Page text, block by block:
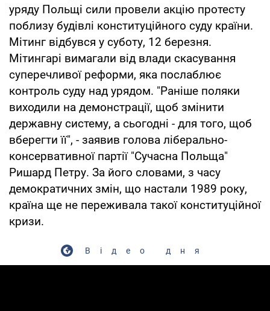
уряду Польщі сили провели акцію протесту
поблизу будівлі конституційного суду країни.
Мітинг відбувся у суботу, 12 березня.
Мітингарі вимагали від влади скасування
суперечливої реформи, яка послаблює
контроль суду над урядом. "Раніше поляки
виходили на демонстрації, щоб змінити
державну систему, а сьогодні - для того, щоб
вберегти її", - заявив голова ліберально-
консервативної партії "Сучасна Польща"
Ришард Петру. За його словами, з часу
демократичних змін, що настали 1989 року,
країна ще не переживала такої конституційної
кризи.
Відео дня